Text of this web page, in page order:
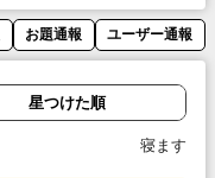
お題通報 ユーザー通報
星つけた順
寝ます